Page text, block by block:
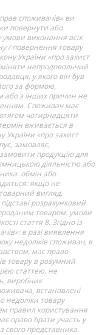
споживачів» ви
повернути або
виконання всіх
/ повернення товару
України «про захист
непродовольчий
у якого він був
за формою,
або з інших причин не
Споживач має
чотирнадцяти
вживається в
України «про захист
замовляє,
продукцію для
діяльністю або
обмін або
якщо не
вигляд,
розрахунковий
товаром. умови
стаття 8. Згідно із
в разі виявлення
недоліків споживач, в
має право
товару в розумний
статтею, не
виробник
встановлені
недоліки товару
правил користування
право брати участь у
свого представника.